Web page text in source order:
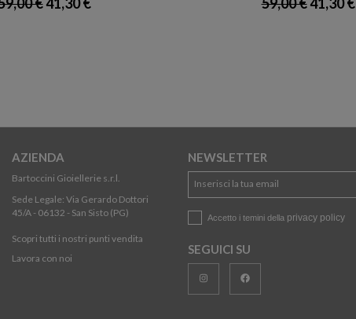
AZIENDA
Bartoccini Gioiellerie s.r.l.
Sede Legale: Via Gerardo Dottori
45/A - 06132 - San Sisto (PG)
Scopri tutti i nostri punti vendita
Lavora con noi
NEWSLETTER
Accetto i temini della privacy policy
SEGUICI SU